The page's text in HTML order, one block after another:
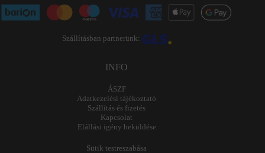
Szállításban partnerünk:
INFO
ÁSZF
Adatkezelési tájékoztató
Szállítás és fizetés
Kapcsolat
Elállási igény beküldése
Sütik testreszabása